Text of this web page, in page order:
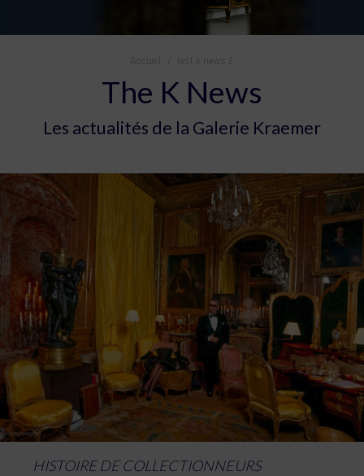
Accueil test k news 2
The K News
Les actualités de la Galerie Kraemer
HISTOIRE DE COLLECTIONNEURS